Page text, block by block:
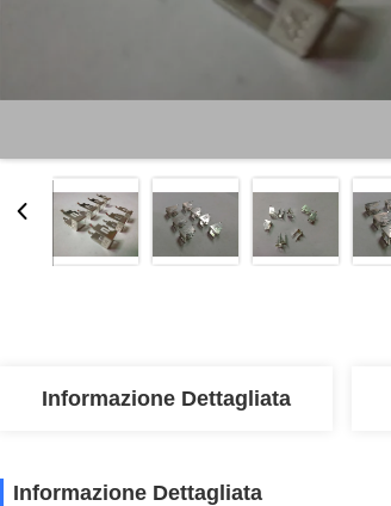
Informazione Dettagliata
Informazione Dettagliata